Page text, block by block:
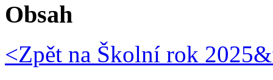
Obsah
<Zpět na Školní rok